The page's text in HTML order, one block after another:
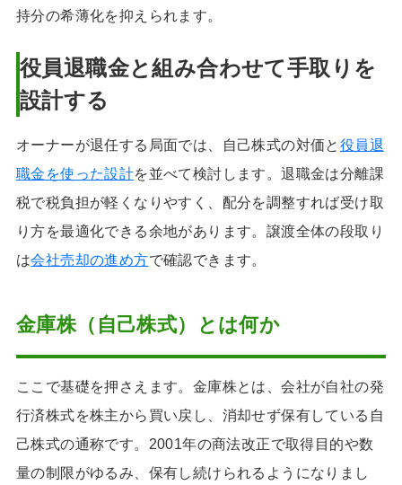
持分の希薄化を抑えられます。
役員退職金と組み合わせて手取りを
設計する
オーナーが退任する局面では、自己株式の対価と 役員退
職金を使った設計を並べて検討します。退職金は分離課
税で税負担が軽くなりやすく、配分を調整すれば受け取
り方を最適化できる余地があります。譲渡全体の段取り
は会社売却の進め方で確認できます。
金庫株（自己株式）とは何か
ここで基礎を押さえます。金庫株とは、会社が自社の発
行済株式を株主から買い戻し、消却せず保有している自
己株式の通称です。2001年の商法改正で取得目的や数
量の制限がゆるみ、保有し続けられるようになりまし